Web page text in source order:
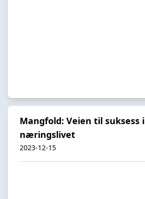
Mangfold: Veien til suksess i
næringslivet
2023-12-15